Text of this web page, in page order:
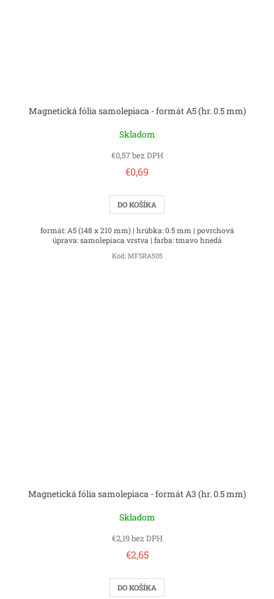
Magnetická fólia samolepiaca - formát A5 (hr. 0.5 mm)
Skladom
€0,57 bez DPH
€0,69
DO KOŠÍKA
formát: A5 (148 x 210 mm) | hrúbka: 0.5 mm | povrchová
úprava: samolepiaca vrstva | farba: tmavo hnedá
Kód: MFSRA505
Magnetická fólia samolepiaca - formát A3 (hr. 0.5 mm)
Skladom
€2,19 bez DPH
€2,65
DO KOŠÍKA